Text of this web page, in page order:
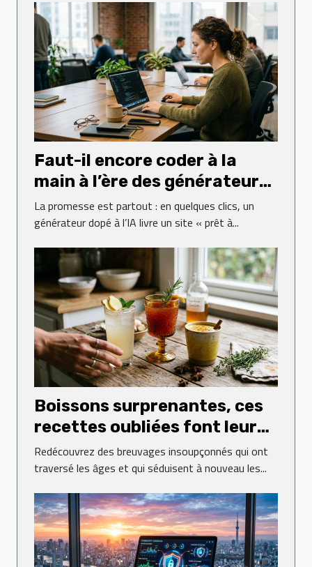
Faut-il encore coder à la
main à l’ère des générateurs
web ?
La promesse est partout : en quelques clics, un
générateur dopé à l’IA livre un site « prêt à...
Boissons surprenantes, ces
recettes oubliées font leur
grand retour
Redécouvrez des breuvages insoupçonnés qui ont
traversé les âges et qui séduisent à nouveau les...